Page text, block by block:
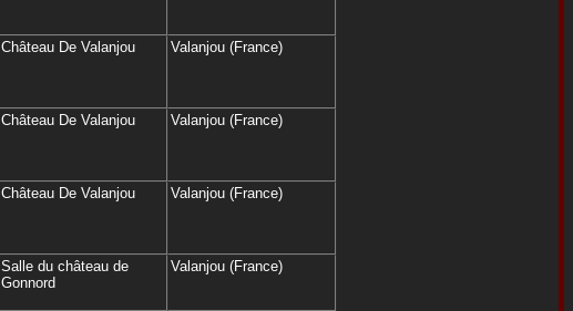
Château De Valanjou Valanjou (France)
Château De Valanjou Valanjou (France)
Château De Valanjou Valanjou (France)
Salle du château de
Gonnord
Valanjou (France)